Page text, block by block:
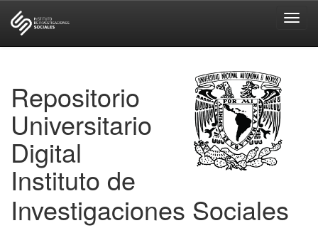
Repositorio
Universitario
Digital
Instituto de
Investigaciones Sociales